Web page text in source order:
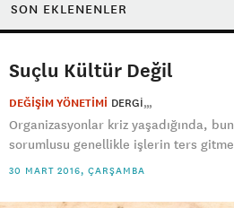
SON EKLENENLER
Suçlu Kültür Değil
DEĞİŞİM YÖNETİMİ DERGI
Organizasyonlar kriz yaşadığında,
sorumlusu genellikle işlerin ters
30 MART 2016, ÇARŞAMBA